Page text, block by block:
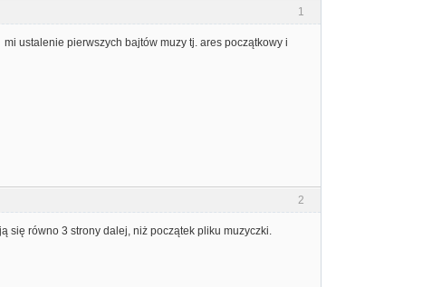
1
ustalenie pierwszych bajtów muzy tj. ares początkowy i
2
się równo 3 strony dalej, niż początek pliku muzyczki.